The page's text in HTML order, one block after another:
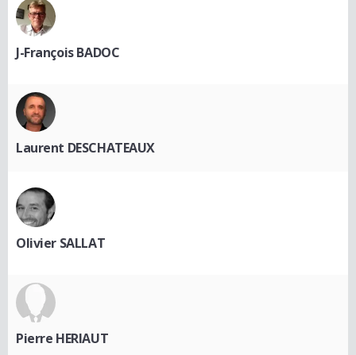
J-François BADOC
Laurent DESCHATEAUX
Olivier SALLAT
Pierre HERIAUT